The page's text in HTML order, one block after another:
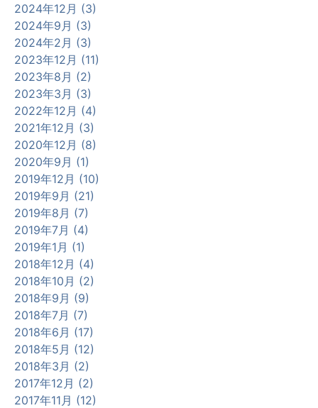
2024年12月 (3)
2024年9月 (3)
2024年2月 (3)
2023年12月 (11)
2023年8月 (2)
2023年3月 (3)
2022年12月 (4)
2021年12月 (3)
2020年12月 (8)
2020年9月 (1)
2019年12月 (10)
2019年9月 (21)
2019年8月 (7)
2019年7月 (4)
2019年1月 (1)
2018年12月 (4)
2018年10月 (2)
2018年9月 (9)
2018年7月 (7)
2018年6月 (17)
2018年5月 (12)
2018年3月 (2)
2017年12月 (2)
2017年11月 (12)